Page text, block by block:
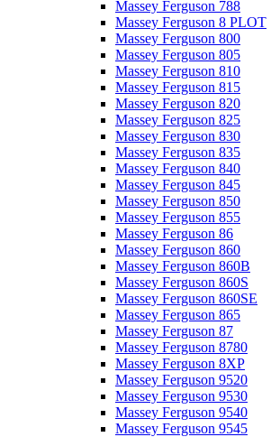
Massey Ferguson 788
Massey Ferguson 8 PLOT
Massey Ferguson 800
Massey Ferguson 805
Massey Ferguson 810
Massey Ferguson 815
Massey Ferguson 820
Massey Ferguson 825
Massey Ferguson 830
Massey Ferguson 835
Massey Ferguson 840
Massey Ferguson 845
Massey Ferguson 850
Massey Ferguson 855
Massey Ferguson 86
Massey Ferguson 860
Massey Ferguson 860B
Massey Ferguson 860S
Massey Ferguson 860SE
Massey Ferguson 865
Massey Ferguson 87
Massey Ferguson 8780
Massey Ferguson 8XP
Massey Ferguson 9520
Massey Ferguson 9530
Massey Ferguson 9540
Massey Ferguson 9545